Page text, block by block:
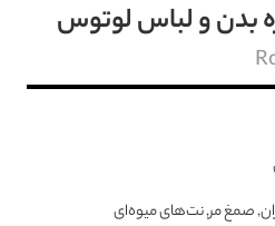
بدن و لباس لوتوس
صمغ مر, نت‌های میوه‌ای